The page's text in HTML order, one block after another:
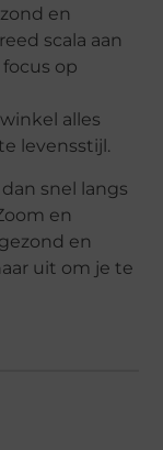
en
scala aan
op
alles
levensstijl.
snel langs
en
en
uit om je te